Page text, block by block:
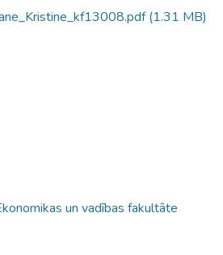
(1.31 MB)
un vadības fakultāte